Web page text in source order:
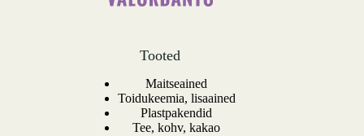
Tooted
Maitseained
Toidukeemia, lisaained
Plastpakendid
Tee, kohv, kakao